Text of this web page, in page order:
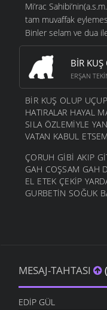
Mi’rac
tam muvaffak
Binler selam ve dua
BIR KUŞ
ERŞAN
BİR KUŞ OLUP
HATIRALAR HAYAL
SILA ÖZLEMİYLE
VATAN KABUL
ÇORUH GİBİ AKIP
GAH COŞSAM GAH
EL ETEK ÇEKİP
GURBETİN SOĞUK
MESAJ-TAHTASI
EDIP GÜL